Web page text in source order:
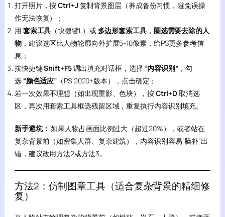
打开照片，按Ctrl+J 复制背景图层（养成备份习惯，避免误操
作无法恢复）；
用 套索工具 （快捷键L）或 多边形套索工具， 圈选需要去除的人
物，建议选区比人物轮廓向外扩展5-10像素，给PS更多参考信
息；
按快捷键Shift+F5调出填充对话框，选择“内容识别”，勾
选 “颜色适应” （PS 2020+版本），点击确定；
若一次效果不理想（如出现重影、色块），按Ctrl+D取消选
区，再次用套索工具框选残留区域，重复执行内容识别填充。
新手避坑： 如果人物占画面比例过大（超过20%），或者站在
复杂背景前（如密集人群、复杂建筑），内容识别容易”脑补”出
错，建议改用方法2或方法3。
方法2：仿制图章工具（适合复杂背景的精细修
复）